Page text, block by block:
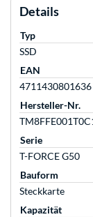
Details
Typ
SSD
EAN
4711430801636
Hersteller-Nr.
Serie
T-FORCE G50
Bauform
Steckkarte
Kapazität